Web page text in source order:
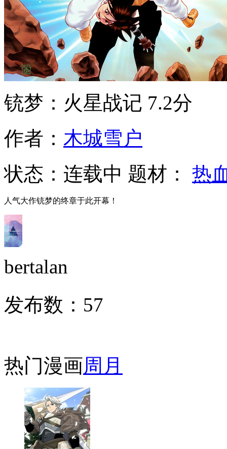
铳梦：火星战记 7.2分
作者： 木城雪户
状态： 连载中 题材： 热
人气大作铳梦的终章于此开幕！
bertalan
发布数： 57
热门漫画周 月